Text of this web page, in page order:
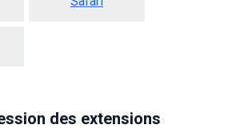
des extensions